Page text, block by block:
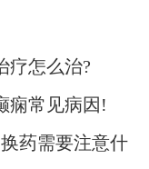
疗怎么治?
痫常见病因!
药需要注意什